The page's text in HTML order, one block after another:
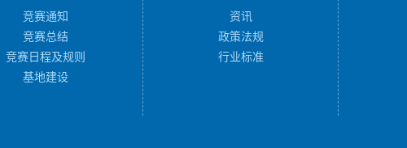
竞赛通知
竞赛总结
竞赛日程及规则
基地建设
资讯
政策法规
行业标准